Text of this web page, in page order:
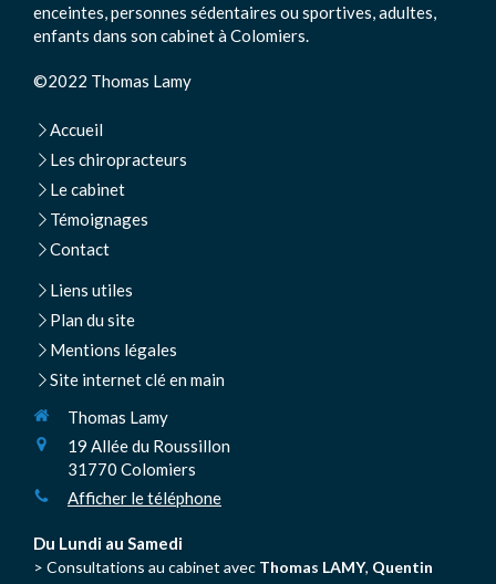
enceintes, personnes sédentaires ou sportives, adultes,
enfants dans son cabinet à Colomiers.
©2022 Thomas Lamy
Accueil
Les chiropracteurs
Le cabinet
Témoignages
Contact
Liens utiles
Plan du site
Mentions légales
Site internet clé en main
Thomas Lamy
19 Allée du Roussillon
31770 Colomiers
Afficher le téléphone
Du Lundi au Samedi
> Consultations au cabinet avec Thomas LAMY, Quentin